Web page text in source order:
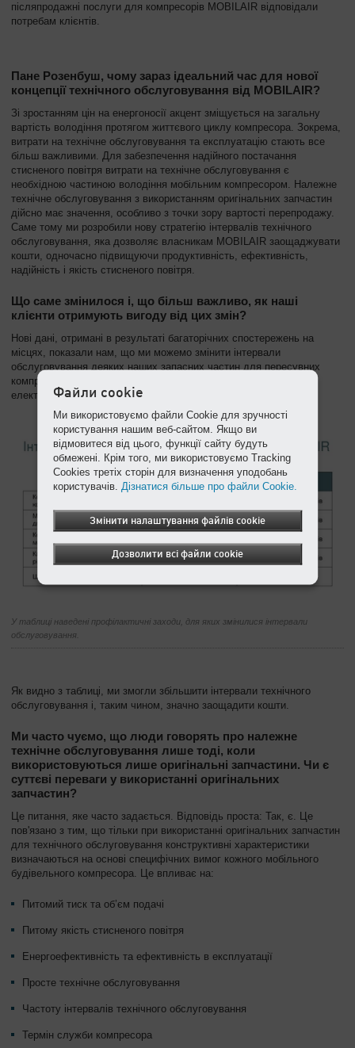
післяпродажні послуги для компресорів MOBILAIR відповідали
потребам клієнтів.
Пане Розенбуш, чому зараз ідеальний час для нової
концепції технічного обслуговування від MOBILAIR?
Зі зростанням цін на енергоносії акцент зміщується на загальну
вартість володіння протягом життєвого циклу компресора. Зокрема,
витрати на технічне обслуговування та експлуатацію стають все
більш важливими. Для забезпечення надійного постачання
стисненого повітря витрати на технічне обслуговування є
необхідною частиною володіння мобільним компресором. Належне
технічне обслуговування з використанням оригінальних запчастин
дійсно має значення, особливо з точки зору вартості перепродажу.
Саме тому ми розробили нову стратегію інтервалів технічного
обслуговування, яка дозволяє власникам MOBILAIR заощаджувати
кошти, одночасно підвищуючи продуктивність, ефективність,
надійність і якість стисненого повітря.
Що саме змінилося і, що більш важливо, як наші
клієнти отримують вигоду від цих змін?
Нові дані, отримані в результаті багаторічних спостережень на
місцях, показали нам, що ми можемо змінити інтервали
обслуговування деяких наших запасних частин для пересувних
компресорів з двигунами внутрішнього згоряння та
електродвигунами наступним чином:
У таблиці наведені профілактичні заходи, для яких змінилися інтервали
обслуговування.
Як видно з таблиці, ми змогли збільшити інтервали технічного
обслуговування і, таким чином, значно заощадити кошти.
Ми часто чуємо, що люди говорять про належне
технічне обслуговування лише тоді, коли
використовуються лише оригінальні запчастини. Чи є
суттєві переваги у використанні оригінальних
запчастин?
Це питання, яке часто задається. Відповідь проста: Так, є. Це
пов'язано з тим, що тільки при використанні оригінальних запчастин
для технічного обслуговування конструктивні характеристики
визначаються на основі специфічних вимог кожного мобільного
будівельного компресора. Це впливає на:
Питомий тиск та об’єм подачі
Питому якість стисненого повітря
Енергоефективність та ефективність в експлуатації
Просте технічне обслуговування
Частоту інтервалів технічного обслуговування
Термін служби компресора
Файли cookie
Ми використовуємо файли Cookie для зручності
користування нашим веб-сайтом. Якщо ви
відмовитеся від цього, функції сайту будуть
обмежені. Крім того, ми використовуємо Tracking
Cookies третіх сторін для визначення уподобань
користувачів. Дізнатися більше про файли Cookie.
Змінити налаштування файлів cookie
Дозволити всі файли cookie